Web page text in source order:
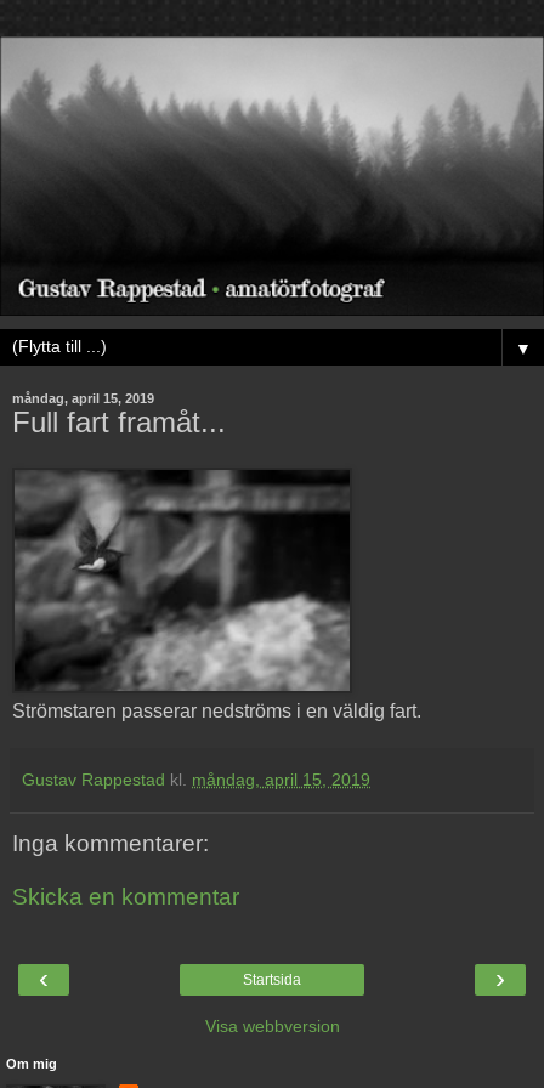
▼
måndag, april 15, 2019
Full fart framåt...
Strömstaren passerar nedströms i en väldig fart.
Gustav Rappestad kl. måndag, april 15, 2019
Inga kommentarer:
Skicka en kommentar
‹ ›
Startsida
Visa webbversion
Om mig